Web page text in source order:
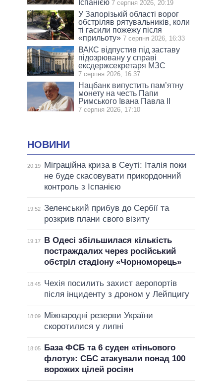
Іспанією 7 серпня 2026, 20:19
У Запорізькій області ворог
обстріляв рятувальників, коли
ті гасили пожежу після
«прильоту» 7 серпня 2026, 16:33
ВАКС відпустив під заставу
підозрювану у справі
ексдержсекретаря МЗС
7 серпня 2026, 16:37
Нацбанк випустить пам’ятну
монету на честь Папи
Римського Івана Павла II
7 серпня 2026, 17:10
НОВИНИ
20:19
Міграційна криза в Сеуті: Італія поки
не буде скасовувати прикордонний
контроль з Іспанією
19:52 Зеленський прибув до Сербії та
розкрив плани свого візиту
19:17
В Одесі збільшилася кількість
постраждалих через російський
обстріл стадіону «Чорноморець»
18:45
Чехія посилить захист аеропортів
після інциденту з дроном у Лейпцигу
18:09
Міжнародні резерви України
скоротилися у липні
18:05
База ФСБ та 6 суден «тіньового
флоту»: СБС атакували понад 100
ворожих цілей росіян